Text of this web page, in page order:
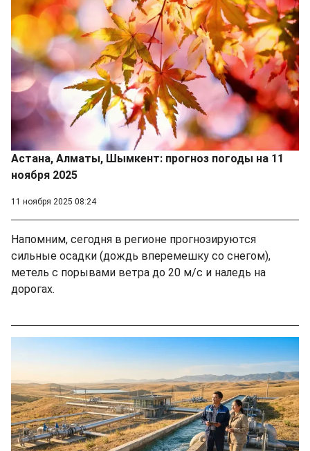
Астана, Алматы, Шымкент: прогноз погоды на 11
ноября 2025
11 ноября 2025 08:24
Напомним, сегодня в регионе прогнозируются
сильные осадки (дождь вперемешку со снегом),
метель с порывами ветра до 20 м/с и наледь на
дорогах.